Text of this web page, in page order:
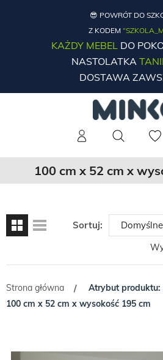
😎 POWRÓT DO
Z KODEM
KAŻDY MEBELDO
NASTOLATKA
DOSTAWA
100 cm x 52 cm x
Sortuj:
Strona główna / Atrybut produktu:
100 cm x 52 cm x wysokość 195 cm